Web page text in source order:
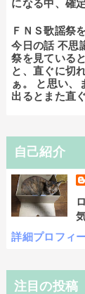
になる中、確
ＦＮＳ歌謡祭
今日の話 不思
祭を見ている
と、直ぐに切
ぁ。 と思い、
出るとまた直
自己紹介
詳細プロフィ
注目の投稿